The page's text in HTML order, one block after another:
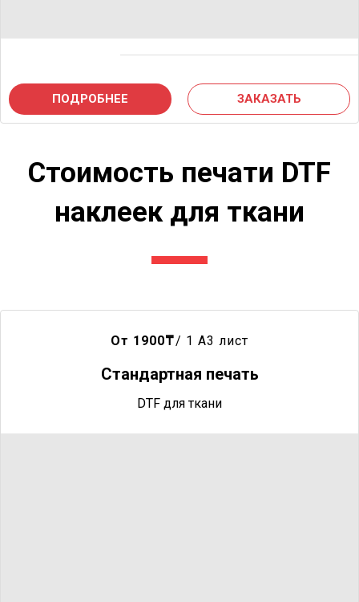
ПОДРОБНЕЕ ЗАКАЗАТЬ
Стоимость печати DTF
наклеек для ткани
От 1900₸/ 1 A3 лист
Стандартная печать
DTF для ткани